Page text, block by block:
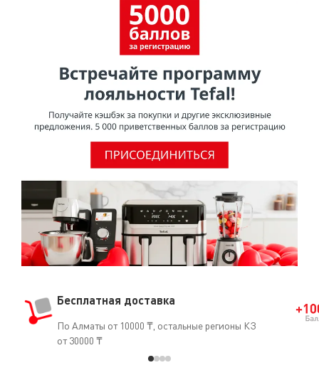
Бесплатная доставка
По Алматы от 10000 ₸, остальные регионы КЗ
от 30000 ₸